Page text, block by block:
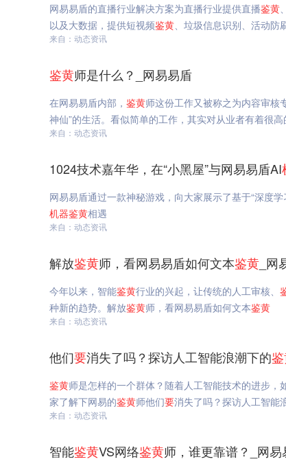
网易易盾的直播行业解决方案为直播行业提供直播鉴黄
以及大数据，提供短视频鉴黄、垃圾信息识别、活动防
来自：动态资讯
鉴黄师是什么？_网易易盾
在网易易盾内部， 鉴黄师这份工作又被称之为内容审核
神仙”的生活。看似简单的工作，其实对从业者有着很高
来自：动态资讯
1024技术嘉年华，在“小黑屋”与网易易盾AI
网易易盾通过一款神秘游戏，向大家展示了基于“深度学
机器鉴黄相遇
来自：动态资讯
解放鉴黄师，看网易易盾如何文本鉴黄 _
今年以来，智能鉴黄行业的兴起，让传统的人工审核、
种新的趋势。解放鉴黄师，看网易易盾如何文本鉴黄
来自：动态资讯
他们要消失了吗？探访人工智能浪潮下的鉴
鉴黄师是怎样的一个群体？随着人工智能技术的进步，
家了解下网易的鉴黄师他们要消失了吗？探访人工智能
来自：动态资讯
智能鉴黄VS网络鉴黄师，谁更靠谱？_网易